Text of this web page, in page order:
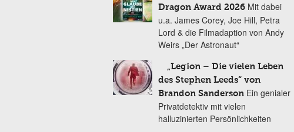
Dragon Award 2026 Mit dabei
u.a. James Corey, Joe Hill, Petra
Lord & die Filmadaption von Andy
Weirs „Der Astronaut“
„Legion – Die vielen Leben
des Stephen Leeds“ von
Brandon Sanderson Ein genialer
Privatdetektiv mit vielen
halluzinierten Persönlichkeiten